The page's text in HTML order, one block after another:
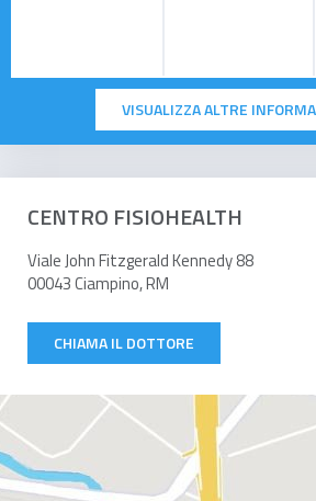
VISUALIZZA ALTRE
CENTRO FISIOHEALTH
Viale John Fitzgerald Kennedy 88
00043 Ciampino, RM
CHIAMA IL DOTTORE